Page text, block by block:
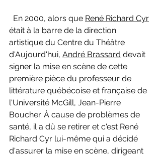
En 2000, alors que René Richard Cyr
était à la barre de la direction
artistique du Centre du Théâtre
d'Aujourd'hui, André Brassard devait
signer la mise en scène de cette
première pièce du professeur de
littérature québécoise et française de
l'Université McGill, Jean-Pierre
Boucher. À cause de problèmes de
santé, il a dû se retirer et c'est René
Richard Cyr lui-même qui a décidé
d'assurer la mise en scène, dirigeant